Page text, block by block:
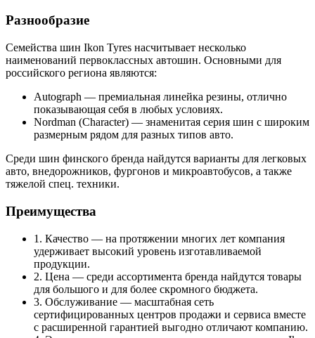
Разнообразие
Семейства шин Ikon Tyres насчитывает несколько
наименований первоклассных автошин. Основными для
российского региона являются:
Autograph — премиальная линейка резины, отлично
показывающая себя в любых условиях.
Nordman (Character) — знаменитая серия шин с широким
размерным рядом для разных типов авто.
Среди шин финского бренда найдутся варианты для легковых
авто, внедорожников, фургонов и микроавтобусов, а также
тяжелой спец. техники.
Преимущества
1. Качество — на протяжении многих лет компания
удерживает высокий уровень изготавливаемой
продукции.
2. Цена — среди ассортимента бренда найдутся товары
для большого и для более скромного бюджета.
3. Обслуживание — масштабная сеть
сертифицированных центров продажи и сервиса вместе
с расширенной гарантией выгодно отличают компанию.